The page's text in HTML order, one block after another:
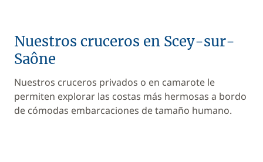
Nuestros cruceros en Scey-sur-
Saône
Nuestros cruceros privados o en camarote le
permiten explorar las costas más hermosas a bordo
de cómodas embarcaciones de tamaño humano.